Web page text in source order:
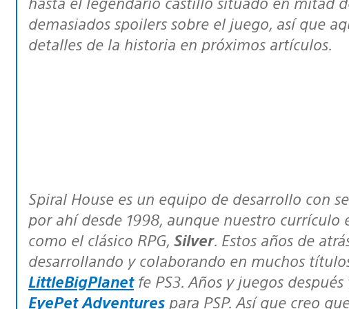
demasiados spoilers sobre el juego, así que
detalles de la historia en próximos artículos.
Spiral House es un equipo de desarrollo con sede en Reino Unido, que anda
por ahí desde 1998, aunque nuestro currículo
como el clásico RPG, Silver. Estos años de
desarrollando y colaborando en muchos
LittleBigPlanetfe PS3. Años y juegos
EyePet Adventures para PSP. Así que creo